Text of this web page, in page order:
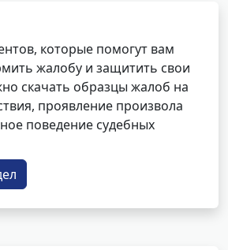
которые помогут вам
жалобу и защитить свои
скачать образцы жалоб на
проявление произвола
поведение судебных